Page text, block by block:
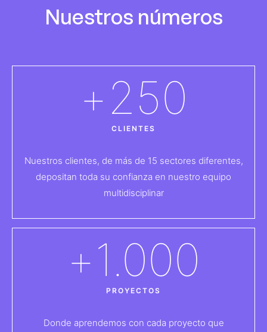
Nuestros números
CLIENTES
+250
Nuestros clientes, de más de 15 sectores diferentes,
depositan toda su confianza en nuestro equipo
multidisciplinar
PROYECTOS
+1.000
Donde aprendemos con cada proyecto que